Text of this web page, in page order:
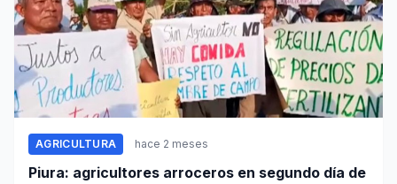
AGRICULTURA hace 2 meses
Piura: agricultores arroceros en segundo día de